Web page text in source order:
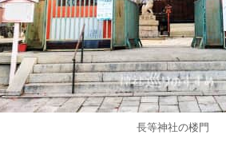
長等神社の楼門